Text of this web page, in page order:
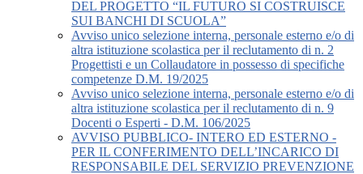
DEL PROGETTO “IL FUTURO SI COSTRUISCE
SUI BANCHI DI SCUOLA”
Avviso unico selezione interna, personale esterno e/o di
altra istituzione scolastica per il reclutamento di n. 2
Progettisti e un Collaudatore in possesso di specifiche
competenze D.M. 19/2025
Avviso unico selezione interna, personale esterno e/o di
altra istituzione scolastica per il reclutamento di n. 9
Docenti o Esperti - D.M. 106/2025
AVVISO PUBBLICO- INTERO ED ESTERNO -
PER IL CONFERIMENTO DELL’INCARICO DI
RESPONSABILE DEL SERVIZIO PREVENZIONE